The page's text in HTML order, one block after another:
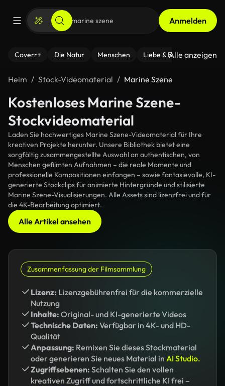
Anmelden
Coverr+ Die Natur Menschen Liebe & Beziehungen
Alle anzeigen
Heim Stock-Videomaterial Marine Szene
Kostenloses Marine Szene-
Stockvideomaterial
Laden Sie hochwertiges Marine Szene-Videomaterial für Ihre
kreativen Projekte herunter. Unsere Bibliothek bietet eine
sorgfältig zusammengestellte Auswahl an authentischen, von
Menschen gefilmten Aufnahmen – die reale Momente und
professionelle Kompositionen einfangen – sowie fantasievolle, KI-
generierte Stockclips für animierte Hintergründe und stilisierte
Marine Szene-Visualisierungen. Alle Assets sind lizenzfrei und für
die 4K-Bearbeitung optimiert.
Alle Artikel ansehen
Zusammenfassung der Filmsammlung
Lizenz: Lizenzgebührenfrei für die kommerzielle
Nutzung
Inhalte: Original- und KI-generierte Videos
Technische Daten: Verfügbar in 4K- und HD-
Qualität
Anpassung: Remixen Sie dieses Stockmaterial
oder generieren Sie neues Material in AI Studio.
Zugriffsebenen: Schalten Sie den vollen
kreativen Zugriff und fortschrittliche KI frei –